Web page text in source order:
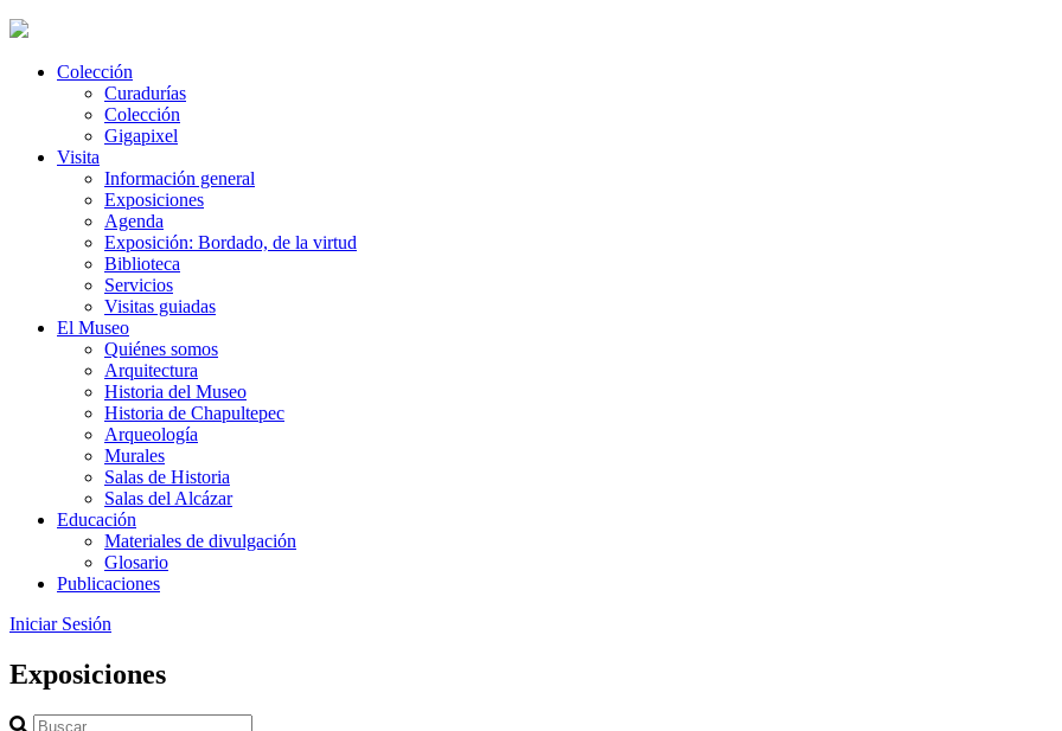
Colección
Curadurías
Colección
Gigapixel
Visita
Información general
Exposiciones
Agenda
Exposición: Bordado, de la virtud
Biblioteca
Servicios
Visitas guiadas
El Museo
Quiénes somos
Arquitectura
Historia del Museo
Historia de Chapultepec
Arqueología
Murales
Salas de Historia
Salas del Alcázar
Educación
Materiales de divulgación
Glosario
Publicaciones
Iniciar Sesión
Exposiciones